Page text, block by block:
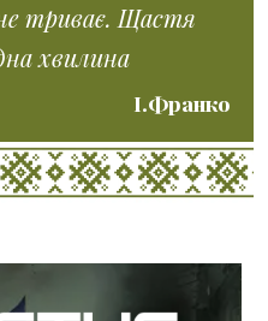
триває. Щастя
хвилина
І.Франко